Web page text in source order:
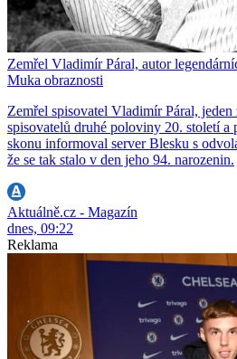
Zemřel Vladimír Páral, autor
Muka obraznosti
Zemřel spisovatel Vladimír Páral, jeden
spisovatelů druhé poloviny 20. století
skonu informoval server Blesku s
že se tak stalo v den jeho 94. narozenin.
Aktuálně.cz - Magazín
dnes, 09:22
Reklama